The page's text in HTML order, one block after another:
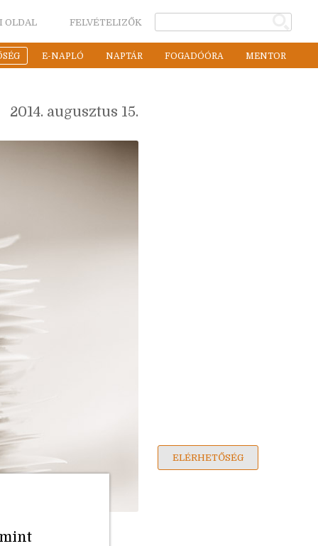
OLDAL FELVÉTELIZŐK
E-NAPLÓ NAPTÁR FOGADÓÓRA MENTOR
2014. augusztus 15.
ELÉRHETŐSÉG